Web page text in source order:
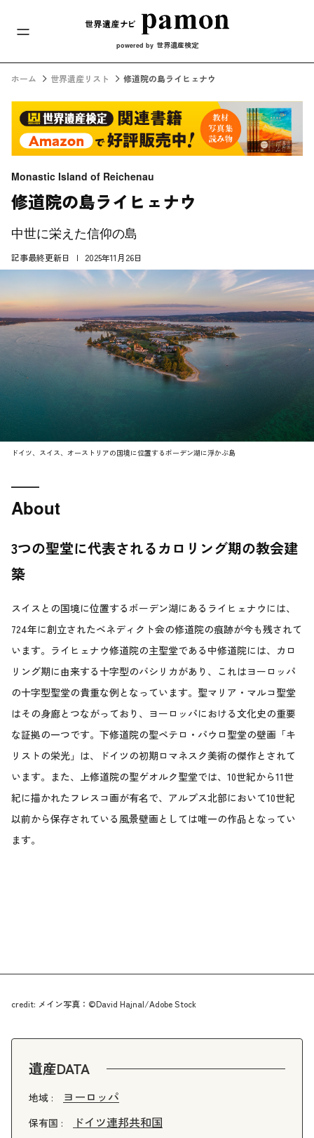
メインナビ
powered by 世界遺産検定
ホーム 世界遺産リスト 修道院の島ライヒェナウ
Monastic Island of Reichenau
修道院の島ライヒェナウ
中世に栄えた信仰の島
記事最終更新日 2025年11月26日
ドイツ、スイス、オーストリアの国境に位置するボーデン湖に浮かぶ島
About
3つの聖堂に代表されるカロリング期の教会建
築
スイスとの国境に位置するボーデン湖にあるライヒェナウには、
724年に創立されたベネディクト会の修道院の痕跡が今も残されて
います。ライヒェナウ修道院の主聖堂である中修道院には、カロ
リング期に由来する十字型のバシリカがあり、これはヨーロッパ
の十字型聖堂の貴重な例となっています。聖マリア・マルコ聖堂
はその身廊とつながっており、ヨーロッパにおける文化史の重要
な証拠の一つです。下修道院の聖ペテロ・パウロ聖堂の壁画「キ
リストの栄光」は、ドイツの初期ロマネスク美術の傑作とされて
います。また、上修道院の聖ゲオルク聖堂では、10世紀から11世
紀に描かれたフレスコ画が有名で、アルプス北部において10世紀
以前から保存されている風景壁画としては唯一の作品となってい
ます。
credit: メイン写真：©David Hajnal/Adobe Stock
遺産DATA
地域 : ヨーロッパ
保有国 : ドイツ連邦共和国